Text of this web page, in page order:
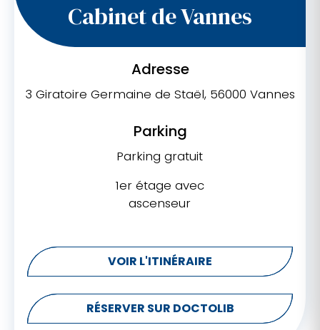
Cabinet de Vannes
Adresse
3 Giratoire Germaine de Staël, 56000 Vannes
Parking
Parking gratuit
1er étage avec
ascenseur
VOIR L'ITINÉRAIRE
RÉSERVER SUR DOCTOLIB